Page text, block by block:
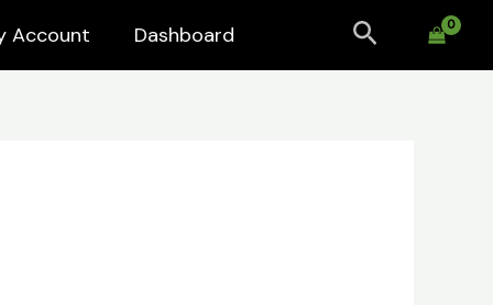
Account Dashboard Search